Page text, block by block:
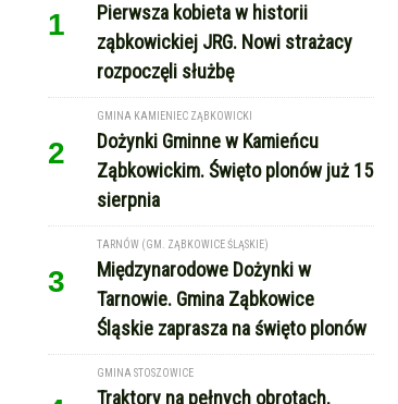
1
Pierwsza kobieta w historii
ząbkowickiej JRG. Nowi strażacy
rozpoczęli służbę
2
GMINA KAMIENIEC ZĄBKOWICKI
Dożynki Gminne w Kamieńcu
Ząbkowickim. Święto plonów już 15
sierpnia
3
TARNÓW (GM. ZĄBKOWICE ŚLĄSKIE)
Międzynarodowe Dożynki w
Tarnowie. Gmina Ząbkowice
Śląskie zaprasza na święto plonów
GMINA STOSZOWICE
Traktory na pełnych obrotach,